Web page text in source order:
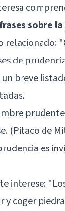
sobre
relacionado:
de
un breve
(Pitaco de
es
interese:
y coger